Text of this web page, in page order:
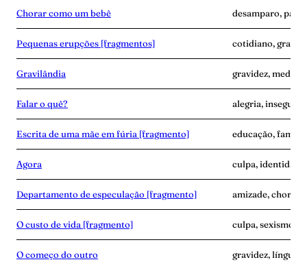
Chorar como um bebê desamparo,
Pequenas erupções [fragmentos] cotidiano,
Gravilândia gravidez, medo,
Falar o quê? alegria,
Escrita de uma mãe em fúria [fragmento] educação,
Agora culpa, identidade
Departamento de especulação [fragmento] amizade, choro,
O custo de vida [fragmento] culpa, sexismo,
O começo do outro gravidez,